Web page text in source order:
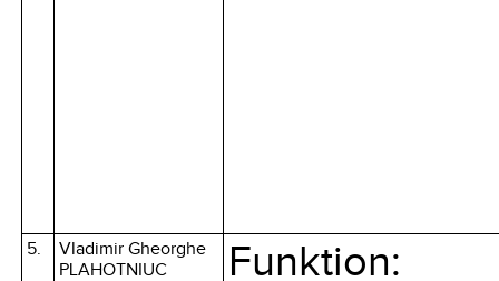
5.
Vladimir Gheorghe
PLAHOTNIUC
Funktion: